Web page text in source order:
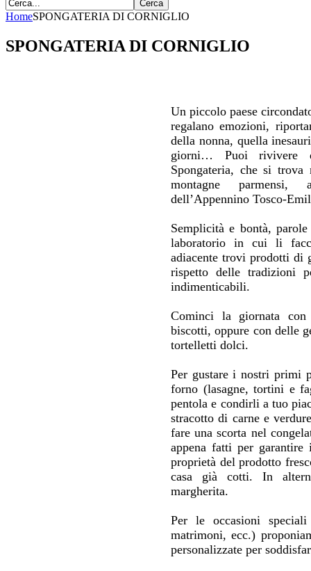
HomeSPONGATERIA DI CORNIGLIO
SPONGATERIA DI CORNIGLIO
Un piccolo paese
regalano emozioni,
della nonna, quella
giorni… Puoi rivivere
Spongateria, che si
montagne parmensi,
dell’Appennino Tosco-
Semplicità e bontà,
laboratorio in cui li
adiacente trovi prodotti di
rispetto delle tradizioni
indimenticabili.
Cominci la giornata
biscotti, oppure con delle
tortelletti dolci.
Per gustare i nostri primi
forno (lasagne, tortini e
pentola e condirli a tuo
stracotto di carne e
fare una scorta nel
appena fatti per
proprietà del prodotto
casa già cotti. In
margherita.
Per le occasioni
matrimoni, ecc.)
personalizzate per